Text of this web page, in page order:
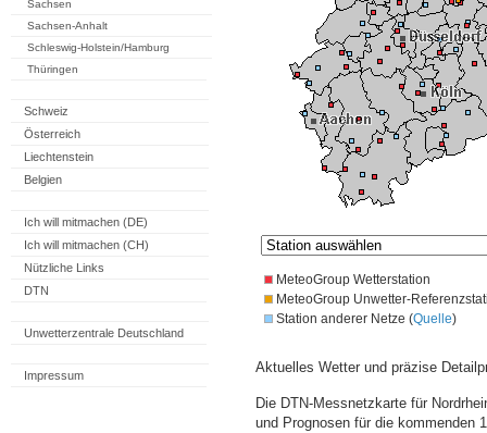
Sachsen
Sachsen-Anhalt
Schleswig-Holstein/Hamburg
Thüringen
Schweiz
Österreich
Liechtenstein
Belgien
Ich will mitmachen (DE)
Ich will mitmachen (CH)
Nützliche Links
DTN
Unwetterzentrale Deutschland
Impressum
MeteoGroup Wetterstation
MeteoGroup Unwetter-
Station anderer Netze (Quelle)
Aktuelles Wetter und präzise
Die DTN-Messnetzkarte für
und Prognosen für die kommenden